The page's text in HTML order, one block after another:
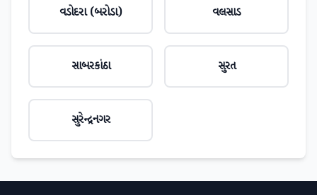
વડોદરા (બરોડા) વલસાડ
સાબરકાંઠા સુરત
સુરેન્દ્રનગર